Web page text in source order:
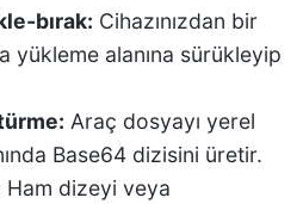
Cihazınızdan bir
yükleme alanına sürükleyip
Araç dosyayı yerel
Base64 dizisini üretir.
Ham dizeyi veya